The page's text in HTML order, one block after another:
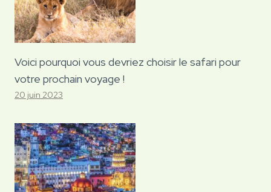
Voici pourquoi vous devriez choisir le safari pour
votre prochain voyage !
20 juin 2023